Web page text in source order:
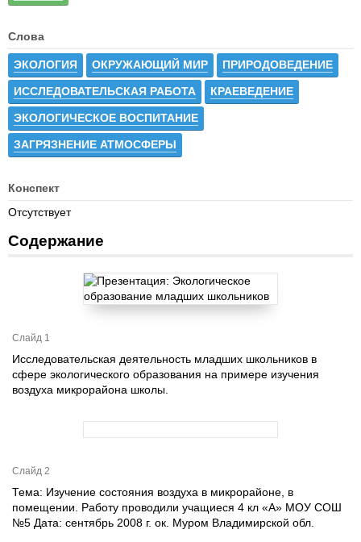
Слова
ЭКОЛОГИЯ ОКРУЖАЮЩИЙ МИР ПРИРОДОВЕДЕНИЕ
ИССЛЕДОВАТЕЛЬСКАЯ РАБОТА КРАЕВЕДЕНИЕ
ЭКОЛОГИЧЕСКОЕ ВОСПИТАНИЕ
ЗАГРЯЗНЕНИЕ АТМОСФЕРЫ
Конспект
Отсутствует
Содержание
Слайд 1
Исследовательская деятельность младших школьников в
сфере экологического образования на примере изучения
воздуха микрорайона школы.
Слайд 2
Тема: Изучение состояния воздуха в микрорайоне, в
помещении. Работу проводили учащиеся 4 кл «А» МОУ СОШ
№5 Дата: сентябрь 2008 г. ок. Муром Владимирской обл.